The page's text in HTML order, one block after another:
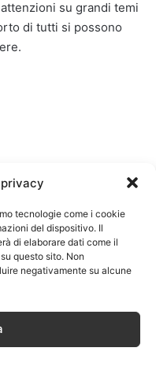
tecnologie come i cookie
del dispositivo. Il
di elaborare dati come il
questo sito. Non
negativamente su alcune
su grandi temi
di tutti si possono